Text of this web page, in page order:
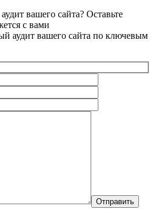
вашего сайта? Оставьте
с вами
аудит вашего сайта по ключевым